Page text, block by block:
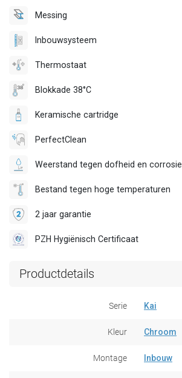
Messing
Inbouwsysteem
Thermostaat
Blokkade 38°C
Keramische cartridge
PerfectClean
Weerstand tegen dofheid en corrosie
Bestand tegen hoge temperaturen
2 jaar garantie
PZH Hygiënisch Certificaat
Productdetails
Serie Kai
Kleur Chroom
Montage Inbouw